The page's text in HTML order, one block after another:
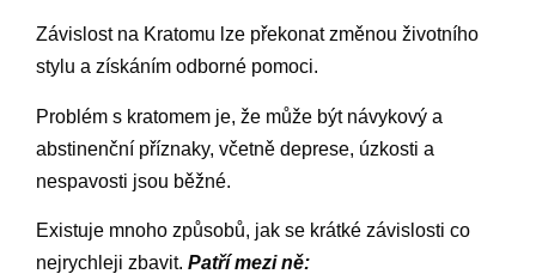
Závislost na Kratomu lze překonat změnou životního
stylu a získáním odborné pomoci.
Problém s kratomem je, že může být návykový a
abstinenční příznaky, včetně deprese, úzkosti a
nespavosti jsou běžné.
Existuje mnoho způsobů, jak se krátké závislosti co
nejrychleji zbavit. Patří mezi ně: